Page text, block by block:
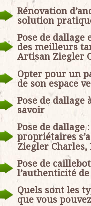
Rénovation
solution
Pose de dallage
des meilleurs
Artisan Ziegler
Opter pour un
de son espace
Pose de dallage
savoir
Pose de
propriétaires
Ziegler Charles,
Pose de
l’authenticité
Quels sont les
que vous